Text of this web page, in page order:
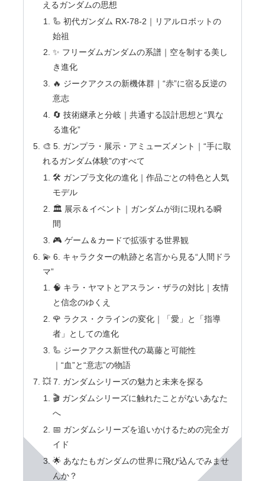
えるガンダムの思想
🦾 初代ガンダム RX-78-2｜リアルロボットの
始祖
✨ フリーダムガンダムの系譜｜空を制する美し
き進化
🔥 ジークアクスの新機体群｜“赤”に宿る反逆の
意志
🔄 技術継承と分岐｜共通する設計思想と“異な
る進化”
🎨 5. ガンプラ・展示・アミューズメント｜“手に取
れるガンダム体験”のすべて
🛠️ ガンプラ文化の進化｜作品ごとの特色と人気
モデル
🏛 展示＆イベント｜ガンダムが街に現れる瞬
間
🎮 ゲーム＆カードで拡張する世界観
💫 6. キャラクターの軌跡と名言から見る“人間ドラ
マ”
🧠 キラ・ヤマトとアスラン・ザラの対比｜友情
と信念のゆくえ
🌹 ラクス・クラインの変化｜「愛」と「指導
者」としての進化
🦾 ジークアクス新世代の葛藤と可能性
｜“血”と“意志”の物語
💥 7. ガンダムシリーズの魅力と未来を探る
🎬 ガンダムシリーズに触れたことがないあなた
へ
📅 ガンダムシリーズを追いかけるための完全ガ
イド
🌟 あなたもガンダムの世界に飛び込んでみませ
んか？